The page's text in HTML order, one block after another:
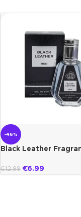
-46%
Black Leather
€12.99 €6.99